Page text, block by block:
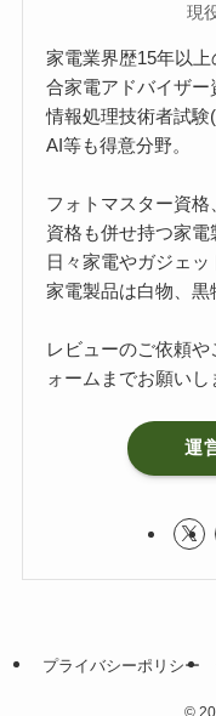
現
家電業界歴15年以
合家電アドバイザー
情報処理技術者試
AI等も得意分野。
フォトマスター資
資格も併せ持つ家
日々家電やガジェッ
家電製品は白物、黒
レビューのご依頼
ォーム までお願いし
運
プライバシーポリシー
©